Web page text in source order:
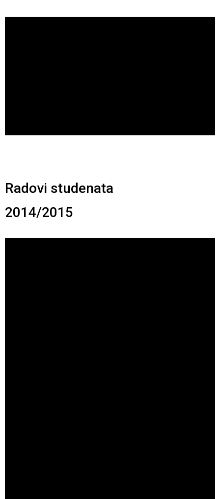
Radovi studenata
2014/2015